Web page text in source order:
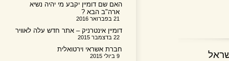
האם שם דומיין יקבע מי יהיה נשיא
ארה"ב הבא ?
דומיין אינטרניק – אתר חדש עלה לאוויר
חברת אשראי וירטואלית